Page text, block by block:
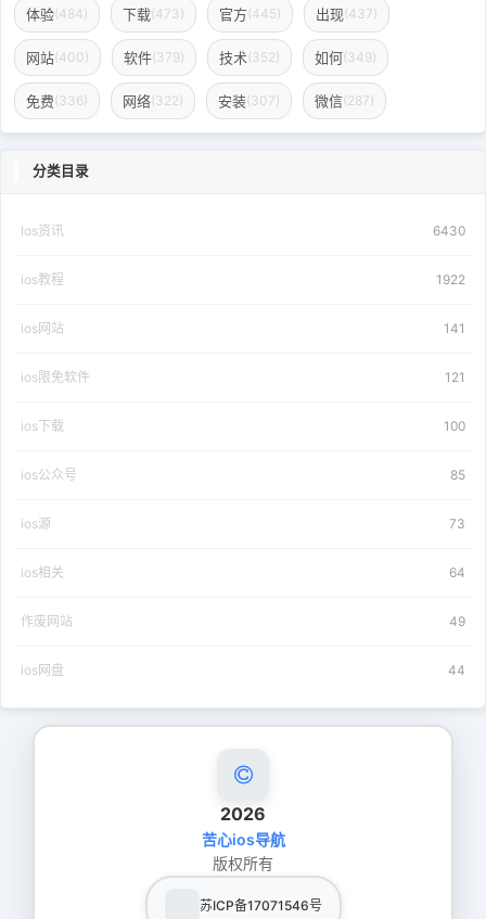
体验(484) 下载(473) 官方(445) 出现(437)
网站(400) 软件(379) 技术(352) 如何(349)
免费(336) 网络(322) 安装(307) 微信(287)
分类目录
Ios资讯 6430
ios教程 1922
ios网站 141
ios限免软件 121
ios下载 100
ios公众号 85
ios源 73
ios相关 64
作废网站 49
ios网盘 44
2026
苦心ios导航
版权所有
苏ICP备17071546号